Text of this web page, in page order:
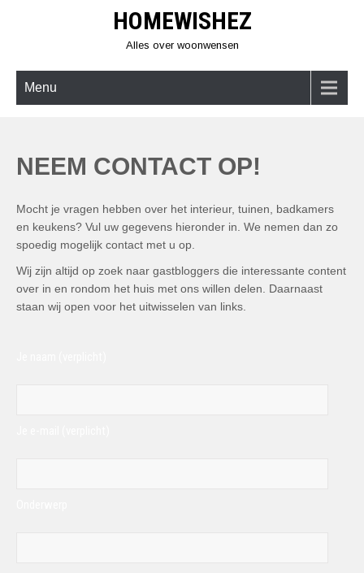
HOMEWISHEZ
Alles over woonwensen
Menu
NEEM CONTACT OP!
Mocht je vragen hebben over het interieur, tuinen, badkamers
en keukens? Vul uw gegevens hieronder in. We nemen dan zo
spoedig mogelijk contact met u op.
Wij zijn altijd op zoek naar gastbloggers die interessante content
over in en rondom het huis met ons willen delen. Daarnaast
staan wij open voor het uitwisselen van links.